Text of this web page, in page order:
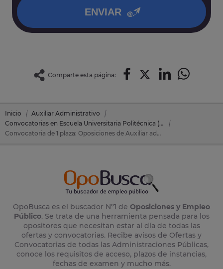
ENVIAR
Comparte esta página:
Inicio
Auxiliar Administrativo
Convocatorias en Escuela Universitaria Politécnica (EUPLA)
Convocatoria de 1 plaza: Oposiciones de Auxiliar administrativo en Escuela Universitaria Politécnica (EUPLA) (Zaragoza)
OpoBusca es el buscador Nº1 de Oposiciones y Empleo
Público. Se trata de una herramienta pensada para los
opositores que necesitan estar al día de todas las
ofertas y convocatorias. Recibe avisos de Ofertas y
Convocatorias de todas las Administraciones Públicas,
conoce los requisitos de acceso, plazos de instancias,
fechas de examen y mucho más.